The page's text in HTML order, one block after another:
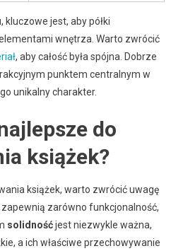
kluczowe jest, aby półki
wnętrza. Warto zwrócić
, aby całość była spójna. Dobrze
punktem centralnym w
unikalny charakter.
do
książek?
książek, warto zwrócić uwagę
zarówno funkcjonalność,
solidnośćjest niezwykle ważna,
a ich właściwe przechowywanie